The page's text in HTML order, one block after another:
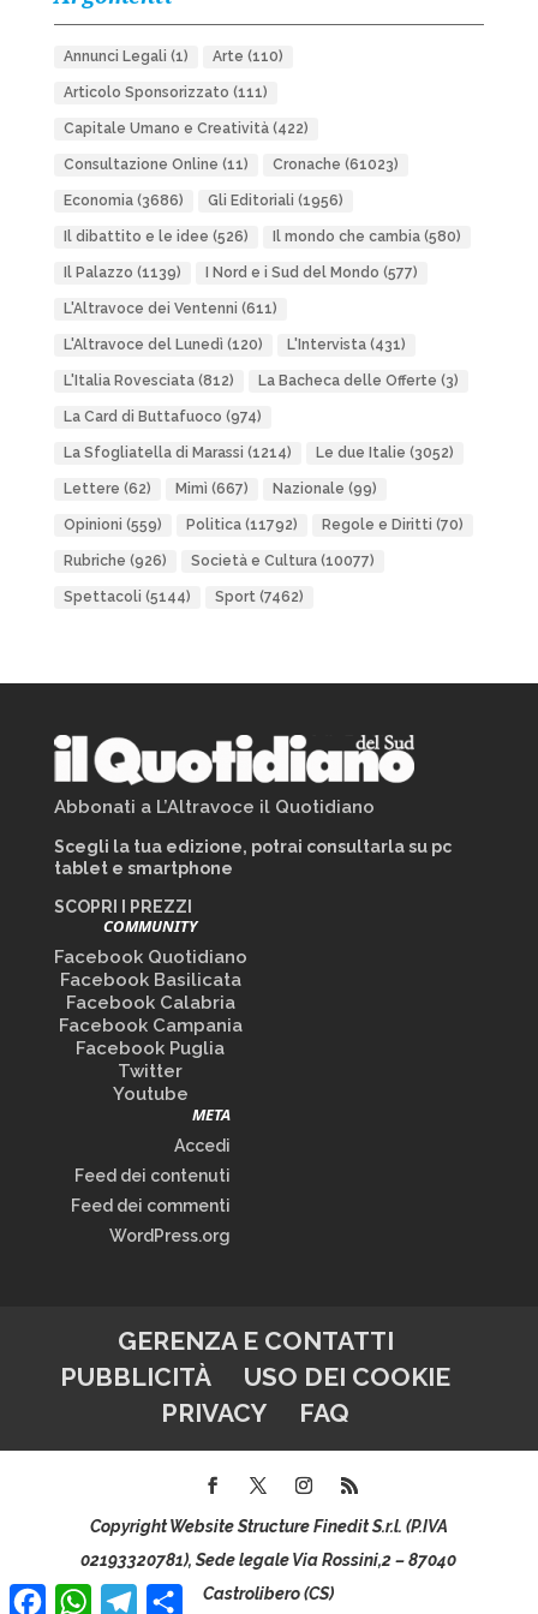
Annunci Legali (1) Arte (110)
Articolo Sponsorizzato (111)
Capitale Umano e Creatività(422)
Consultazione Online (11) Cronache (61023)
Economia(3686) Gli Editoriali (1956)
Il dibattito e le idee (526) Il mondo che cambia(580)
Il Palazzo (1139) I Nord e i Sud del Mondo (577)
L'Altravoce dei Ventenni (611)
L'Altravoce del Lunedì (120) L'Intervista(431)
L'Italia Rovesciata(812) La Bacheca delle Offerte (3)
La Card di Buttafuoco (974)
La Sfogliatella di Marassi (1214) Le due Italie (3052)
Lettere (62) Mimì (667) Nazionale (99)
Opinioni (559) Politica(11792) Regole e Diritti (70)
Rubriche (926) Società e Cultura(10077)
Spettacoli (5144) Sport(7462)
Abbonati a L’Altravoce il Quotidiano
Scegli la tua edizione, potrai consultarla su pc
tablet e smartphone
SCOPRI I PREZZI
COMMUNITY
Facebook Quotidiano
Facebook Basilicata
Facebook Calabria
Facebook Campania
Facebook Puglia
Twitter
Youtube
META
Accedi
Feed dei contenuti
Feed dei commenti
WordPress.org
GERENZA E CONTATTI
PUBBLICITÀ
USO DEI COOKIE
PRIVACY
FAQ
Copyright Website Structure Finedit S.r.l. (P.IVA
02193320781), Sede legale Via Rossini,2 – 87040
Castrolibero (CS)
Facebook
WhatsAppTelegram
Condividi